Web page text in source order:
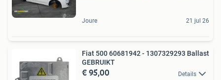
Joure 21 jul 26
Fiat 500 60681942 - 1307329293 Ballast
GEBRUIKT
€ 95,00 Details